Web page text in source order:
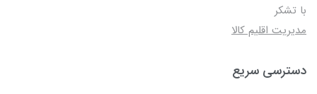
با تشکر
مدیریت اقلیم کالا
دسترسی سریع